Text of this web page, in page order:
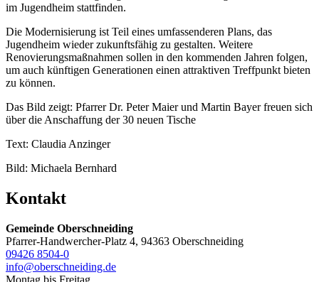
im Jugendheim stattfinden.
Die Modernisierung ist Teil eines umfassenderen Plans, das
Jugendheim wieder zukunftsfähig zu gestalten. Weitere
Renovierungsmaßnahmen sollen in den kommenden Jahren folgen,
um auch künftigen Generationen einen attraktiven Treffpunkt bieten
zu können.
Das Bild zeigt: Pfarrer Dr. Peter Maier und Martin Bayer freuen sich
über die Anschaffung der 30 neuen Tische
Text: Claudia Anzinger
Bild: Michaela Bernhard
Kontakt
Gemeinde Oberschneiding
Pfarrer-Handwercher-Platz 4, 94363 Oberschneiding
09426 8504-0
info@oberschneiding.de
Montag bis Freitag